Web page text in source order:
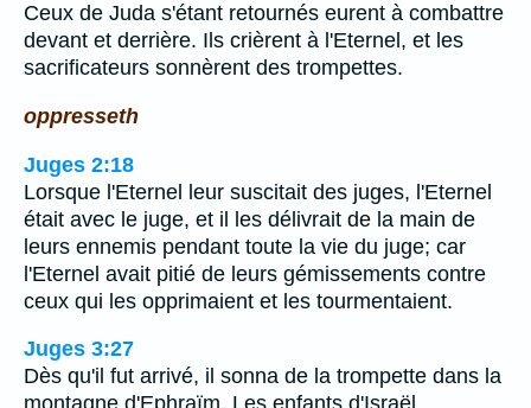
Ceux de Juda s'étant retournés eurent à combattre
devant et derrière. Ils crièrent à l'Eternel, et les
sacrificateurs sonnèrent des trompettes.
oppresseth
Juges 2:18
Lorsque l'Eternel leur suscitait des juges, l'Eternel
était avec le juge, et il les délivrait de la main de
leurs ennemis pendant toute la vie du juge; car
l'Eternel avait pitié de leurs gémissements contre
ceux qui les opprimaient et les tourmentaient.
Juges 3:27
Dès qu'il fut arrivé, il sonna de la trompette dans la